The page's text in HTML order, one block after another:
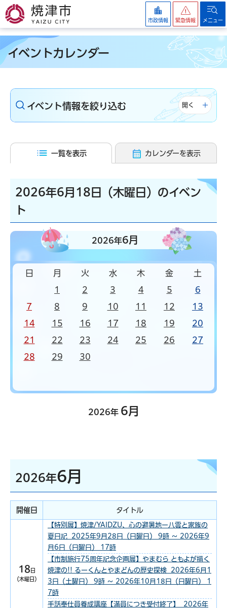
焼津市
市政情報 緊急情報 メニュー
イベントカレンダー
イベント情報を絞り込む 開く
一覧を表示 カレンダーを表示
2026年6月18日（木曜日）のイベン
ト
2026年6月
日 月 火 水 木 金 土
1 2 3 4 5 6
7 8 9 10 11 12 13
14 15 16 17 18 19 20
21 22 23 24 25 26 27
28 29 30
2026年 6月
2026年6月
開催日 タイトル
18 日
（木曜日）
【特別展】焼津/YAIDZU、心の避暑地ー八雲と家族の
夏日記 2025年9月28日（日曜日） 9時 ～ 2026年9
月6日（日曜日） 17時
【市制施行75周年記念企画展】やまむら ともよが描く
焼津の!! るーくんとやまどんの歴史探検 2026年6月1
3日（土曜日） 9時 ～ 2026年10月18日（日曜日） 1
7時
手話奉仕員養成講座【満員につき受付終了】 2026年